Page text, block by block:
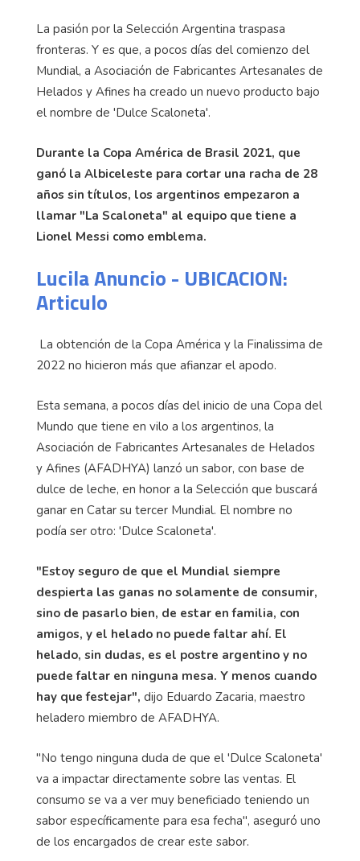
La pasión por la Selección Argentina traspasa
fronteras. Y es que, a pocos días del comienzo del
Mundial, a Asociación de Fabricantes Artesanales de
Helados y Afines ha creado un nuevo producto bajo
el nombre de 'Dulce Scaloneta'.
Durante la Copa América de Brasil 2021, que
ganó la Albiceleste para cortar una racha de 28
años sin títulos, los argentinos empezaron a
llamar "La Scaloneta" al equipo que tiene a
Lionel Messi como emblema.
Lucila Anuncio - UBICACION:
Articulo
La obtención de la Copa América y la Finalissima de
2022 no hicieron más que afianzar el apodo.
Esta semana, a pocos días del inicio de una Copa del
Mundo que tiene en vilo a los argentinos, la
Asociación de Fabricantes Artesanales de Helados
y Afines (AFADHYA) lanzó un sabor, con base de
dulce de leche, en honor a la Selección que buscará
ganar en Catar su tercer Mundial. El nombre no
podía ser otro: 'Dulce Scaloneta'.
"Estoy seguro de que el Mundial siempre
despierta las ganas no solamente de consumir,
sino de pasarlo bien, de estar en familia, con
amigos, y el helado no puede faltar ahí. El
helado, sin dudas, es el postre argentino y no
puede faltar en ninguna mesa. Y menos cuando
hay que festejar", dijo Eduardo Zacaria, maestro
heladero miembro de AFADHYA.
"No tengo ninguna duda de que el 'Dulce Scaloneta'
va a impactar directamente sobre las ventas. El
consumo se va a ver muy beneficiado teniendo un
sabor específicamente para esa fecha", aseguró uno
de los encargados de crear este sabor.